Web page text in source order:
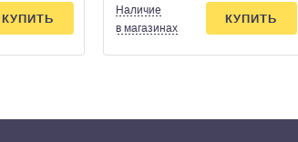
КУПИТЬ
Наличие
в магазинах
КУПИТЬ